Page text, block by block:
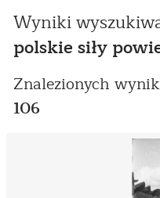
Wyniki
polskie siły
Znalezionych
106